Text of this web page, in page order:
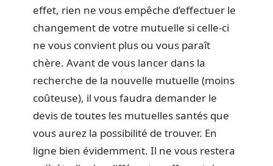
effet, rien ne vous empêche d’effectuer le
changement de votre mutuelle si celle-ci
ne vous convient plus ou vous paraît
chère. Avant de vous lancer dans la
recherche de la nouvelle mutuelle (moins
coûteuse), il vous faudra demander le
devis de toutes les mutuelles santés que
vous aurez la possibilité de trouver. En
ligne bien évidemment. Il ne vous restera